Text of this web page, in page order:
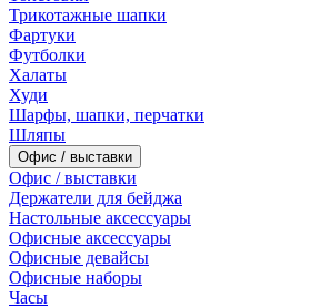
Трикотажные шапки
Фартуки
Футболки
Халаты
Худи
Шарфы, шапки, перчатки
Шляпы
Офис / выставки
Офис / выставки
Держатели для бейджа
Настольные аксессуары
Офисные аксессуары
Офисные девайсы
Офисные наборы
Часы